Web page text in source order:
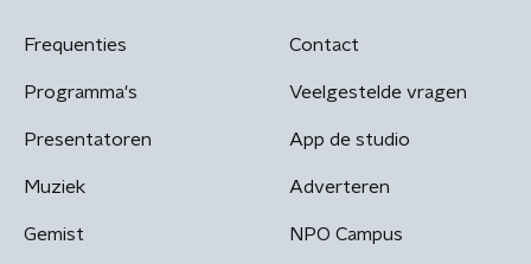
Frequenties
Programma's
Presentatoren
Muziek
Gemist
Contact
Veelgestelde vragen
App de studio
Adverteren
NPO Campus